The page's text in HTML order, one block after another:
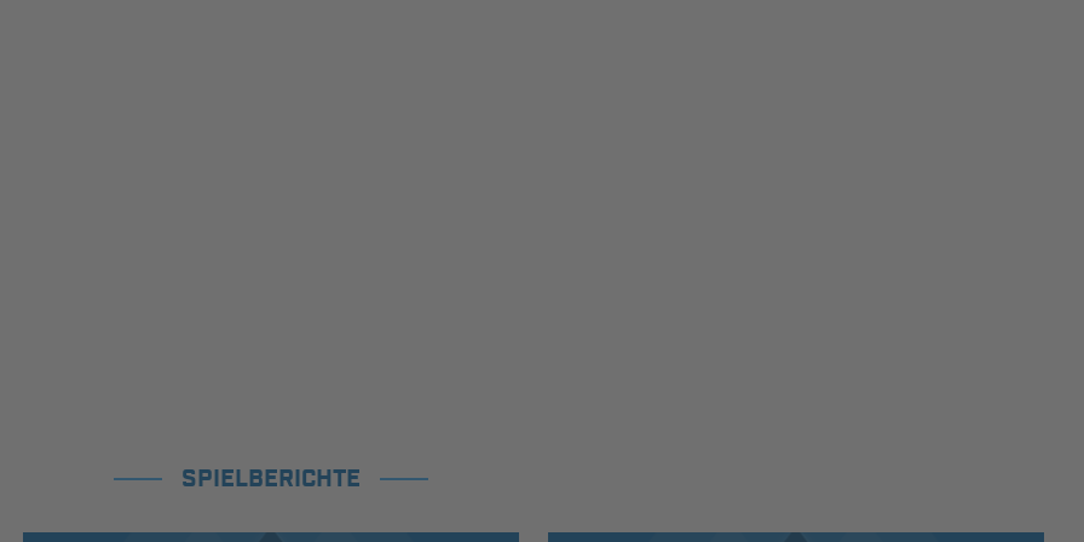
SPIELBERICHTE